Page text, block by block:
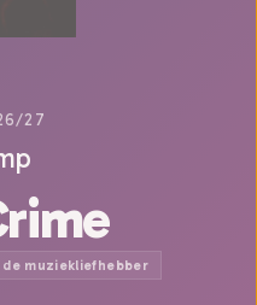
27
de muziekliefhebber